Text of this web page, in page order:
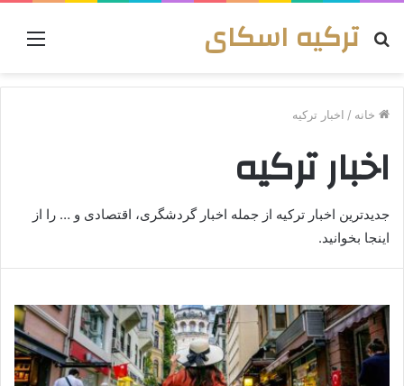
ترکیه اسکای
جستجو
خانه / اخبار ترکیه
اخبار ترکیه
جدیدترین اخبار ترکیه از جمله اخبار گردشگری، اقتصادی و … را از
اینجا بخوانید.